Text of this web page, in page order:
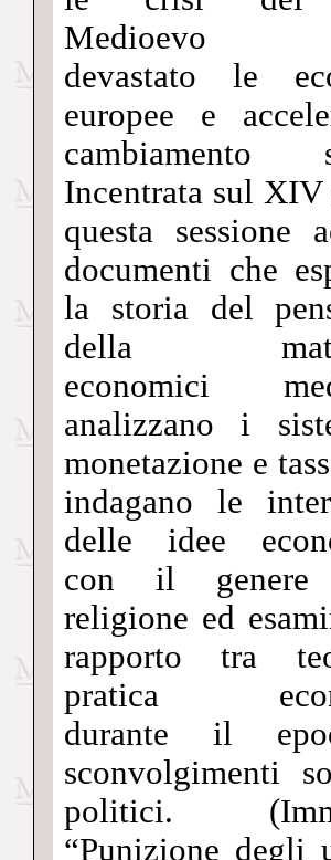
Medioevo
devastato le
europee e
cambiamento
Incentrata sul XIV
questa sessione
documenti che
la storia del
della
economici
analizzano i
monetazione e
indagano le
delle idee
con il
religione ed
rapporto tra
pratica
durante il
sconvolgimenti
politici.
“Punizione degli